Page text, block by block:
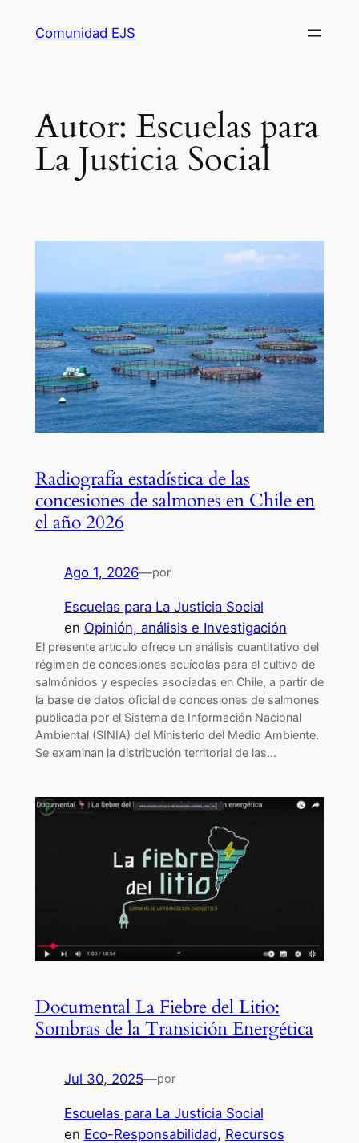
Comunidad EJS
Autor: Escuelas para
La Justicia Social
Radiografía estadística de las
concesiones de salmones en Chile en
el año 2026
Ago 1, 2026—por
Escuelas para La Justicia Social
en Opinión, análisis e Investigación
El presente artículo ofrece un análisis cuantitativo del
régimen de concesiones acuícolas para el cultivo de
salmónidos y especies asociadas en Chile, a partir de
la base de datos oficial de concesiones de salmones
publicada por el Sistema de Información Nacional
Ambiental (SINIA) del Ministerio del Medio Ambiente.
Se examinan la distribución territorial de las…
Documental La Fiebre del Litio:
Sombras de la Transición Energética
Jul 30, 2025—por
Escuelas para La Justicia Social
en Eco-Responsabilidad, Recursos